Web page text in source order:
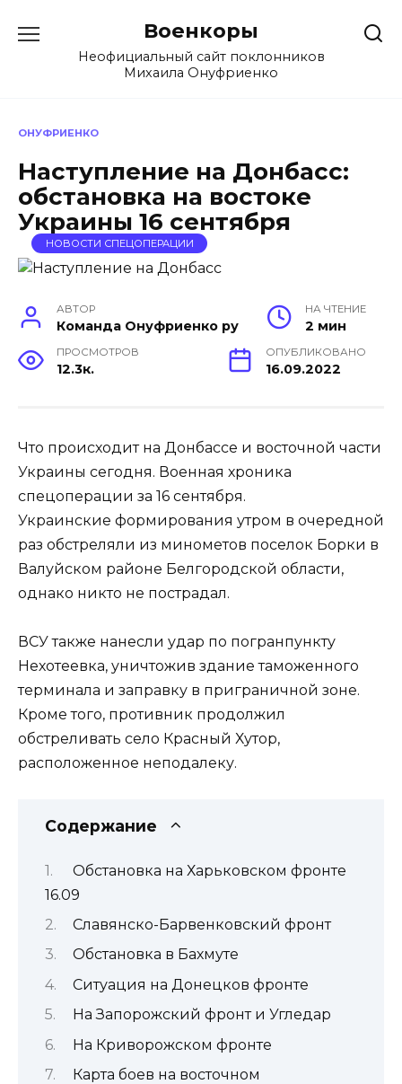
содержанию
Военкоры
Неофициальный сайт поклонников
Михаила Онуфриенко
ОНУФРИЕНКО
Наступление на Донбасс:
обстановка на востоке
Украины 16 сентября
НОВОСТИ СПЕЦОПЕРАЦИИ
АВТОР
Команда Онуфриенко ру
НА ЧТЕНИЕ
2 мин
ПРОСМОТРОВ
12.3к.
ОПУБЛИКОВАНО
16.09.2022
Что происходит на Донбассе и восточной части
Украины сегодня. Военная хроника
спецоперации за 16 сентября.
Украинские формирования утром в очередной
раз обстреляли из минометов поселок Борки в
Валуйском районе Белгородской области,
однако никто не пострадал.
ВСУ также нанесли удар по погранпункту
Нехотеевка, уничтожив здание таможенного
терминала и заправку в приграничной зоне.
Кроме того, противник продолжил
обстреливать село Красный Хутор,
расположенное неподалеку.
Содержание
Обстановка на Харьковском фронте
16.09
Славянско-Барвенковский фронт
Обстановка в Бахмуте
Ситуация на Донецков фронте
На Запорожский фронт и Угледар
На Криворожском фронте
Карта боев на восточном